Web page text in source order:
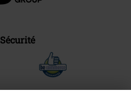
Sécurité